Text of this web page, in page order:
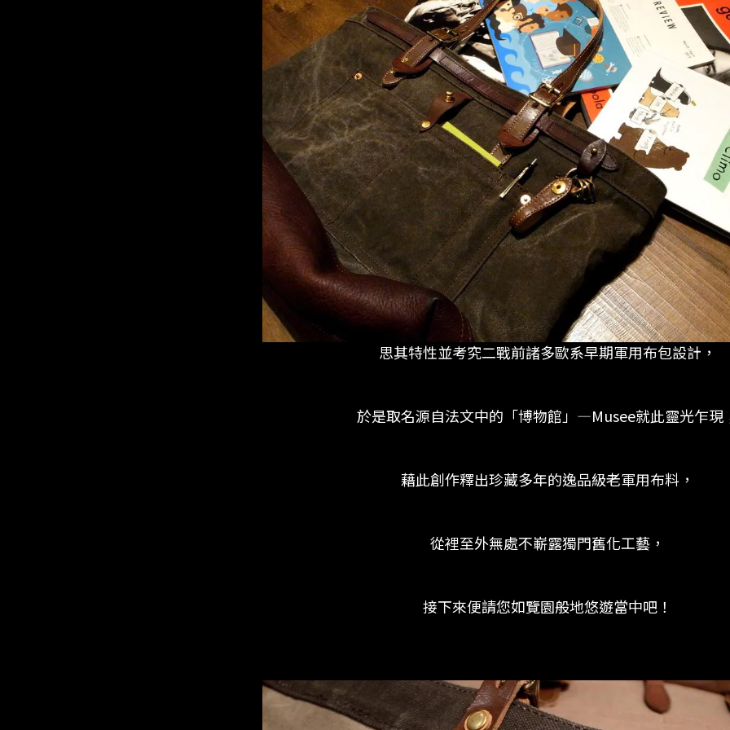
思其特性並考究二戰前諸多歐系早期軍用布包設計，
於是取名源自法文中的「博物館」—Musee就此靈光乍現
藉此創作釋出珍藏多年的逸品級老軍用布料，
從裡至外無處不嶄露獨門舊化工藝，
接下來便請您如覽園般地悠遊當中吧！